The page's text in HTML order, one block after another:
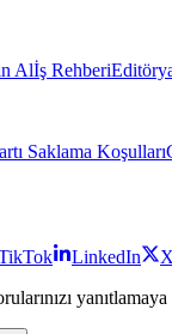
Alİş Rehberi
Saklama Koşulları
LinkedIn X
yanıtlamaya